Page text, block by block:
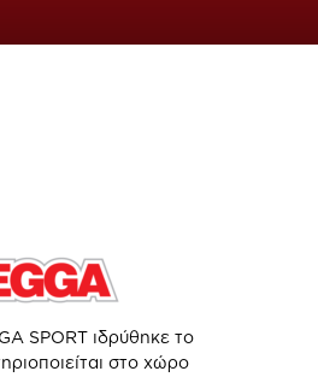
SPORT ιδρύθηκε το
στο χώρο